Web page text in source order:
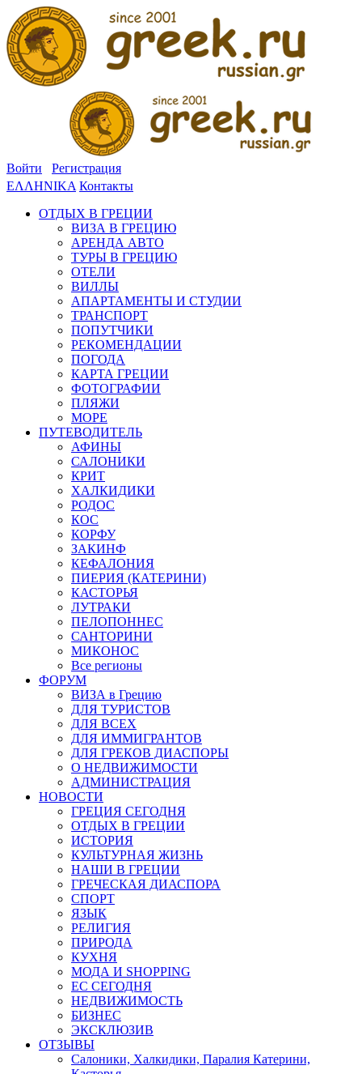
Войти
Регистрация
ΕΛΛΗΝΙΚΑ Контакты
ОТДЫХ В ГРЕЦИИ
ВИЗА В ГРЕЦИЮ
АРЕНДА АВТО
ТУРЫ В ГРЕЦИЮ
ОТЕЛИ
ВИЛЛЫ
АПАРТАМЕНТЫ И СТУДИИ
ТРАНСПОРТ
ПОПУТЧИКИ
РЕКОМЕНДАЦИИ
ПОГОДА
КАРТА ГРЕЦИИ
ФОТОГРАФИИ
ПЛЯЖИ
МОРЕ
ПУТЕВОДИТЕЛЬ
АФИНЫ
САЛОНИКИ
КРИТ
ХАЛКИДИКИ
РОДОС
КОС
КОРФУ
ЗАКИНФ
КЕФАЛОНИЯ
ПИЕРИЯ (КАТЕРИНИ)
КАСТОРЬЯ
ЛУТРАКИ
ПЕЛОПОННЕС
САНТОРИНИ
МИКОНОС
Все регионы
ФОРУМ
ВИЗА в Грецию
ДЛЯ ТУРИСТОВ
ДЛЯ ВСЕХ
ДЛЯ ИММИГРАНТОВ
ДЛЯ ГРЕКОВ ДИАСПОРЫ
О НЕДВИЖИМОСТИ
АДМИНИСТРАЦИЯ
НОВОСТИ
ГРЕЦИЯ СЕГОДНЯ
ОТДЫХ В ГРЕЦИИ
ИСТОРИЯ
КУЛЬТУРНАЯ ЖИЗНЬ
НАШИ В ГРЕЦИИ
ГРЕЧЕСКАЯ ДИАСПОРА
СПОРТ
ЯЗЫК
РЕЛИГИЯ
ПРИРОДА
КУХНЯ
МОДА И SHOPPING
ЕС СЕГОДНЯ
НЕДВИЖИМОСТЬ
БИЗНЕС
ЭКСКЛЮЗИВ
ОТЗЫВЫ
Салоники, Халкидики, Паралия Катерини,